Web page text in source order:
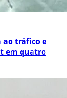
ao tráfico e
em quatro